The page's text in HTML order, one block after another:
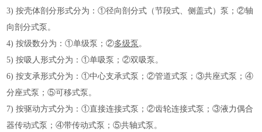
3) 按壳体剖分形式分为：①径向剖分式（节段式、侧盖式）泵；②轴
向剖分式泵。
4) 按级数分为：①单级泵；②多级泵 。
5) 按吸人形式分为：①单吸泵；②双吸泵。
6) 按支承形式分为：①中心支承式泵；②管道式泵；③共座式泵；④
分座式泵；⑤可移式泵。
7) 按驱动方式分为：①直接连接式泵；②齿轮连接式泵；③液力偶合
器传动式泵；④带传动式泵；⑤共轴式泵。